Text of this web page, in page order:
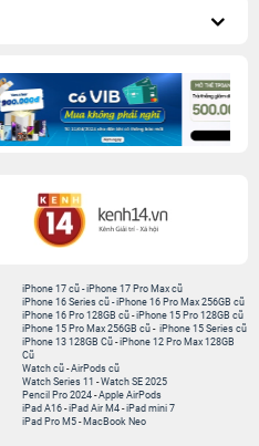
iPhone 17 cũ -iPhone 17 Pro Max cũ
iPhone 16 Series cũ - iPhone 16 Pro Max 256GB cũ
iPhone 16 Pro 128GB cũ -iPhone 15 Pro 128GB cũ
iPhone 15 Pro Max 256GB cũ - iPhone 15 Series cũ
iPhone 13 128GB Cũ -iPhone 12 Pro Max 128GB
Cũ
Watch cũ -AirPods cũ
Watch Series 11 -Watch SE 2025
Pencil Pro 2024 -Apple AirPods
iPad A16 -iPad Air M4 -iPad mini 7
iPad Pro M5 - MacBook Neo